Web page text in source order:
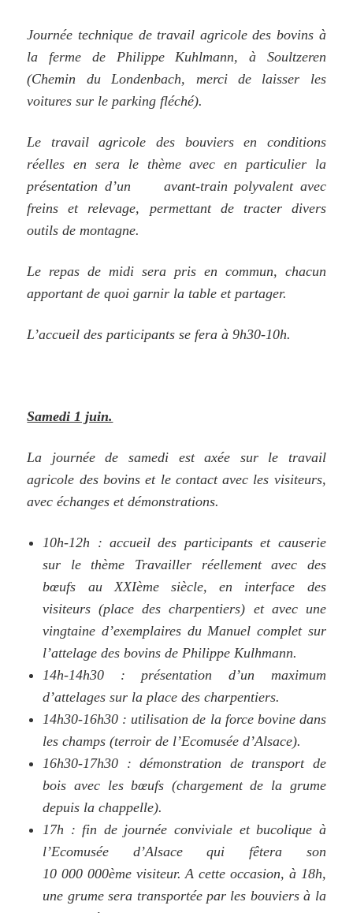
Journée technique de travail agricole des bovins à
la ferme de Philippe Kuhlmann, à Soultzeren
(Chemin du Londenbach, merci de laisser les
voitures sur le parking fléché).
Le travail agricole des bouviers en conditions
réelles en sera le thème avec en particulier la
présentation d’un avant-train polyvalent avec
freins et relevage, permettant de tracter divers
outils de montagne.
Le repas de midi sera pris en commun, chacun
apportant de quoi garnir la table et partager.
L’accueil des participants se fera à 9h30-10h.
Samedi 1 juin.
La journée de samedi est axée sur le travail
agricole des bovins et le contact avec les visiteurs,
avec échanges et démonstrations.
10h-12h : accueil des participants et causerie
sur le thème Travailler réellement avec des
bœufs au XXIème siècle, en interface des
visiteurs (place des charpentiers) et avec une
vingtaine d’exemplaires du Manuel complet sur
l’attelage des bovins de Philippe Kulhmann.
14h-14h30 : présentation d’un maximum
d’attelages sur la place des charpentiers.
14h30-16h30 : utilisation de la force bovine dans
les champs (terroir de l’Ecomusée d’Alsace).
16h30-17h30 : démonstration de transport de
bois avec les bœufs (chargement de la grume
depuis la chappelle).
17h : fin de journée conviviale et bucolique à
l’Ecomusée d’Alsace qui fêtera son
10 000 000ème visiteur. A cette occasion, à 18h,
une grume sera transportée par les bouviers à la